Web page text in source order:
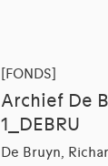
[FONDS]
Archief De
1_DEBRU
De Bruyn,